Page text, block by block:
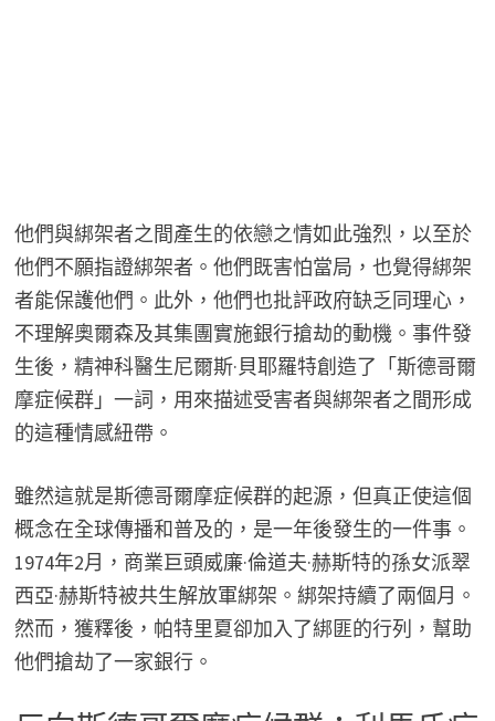
他們與綁架者之間產生的依戀之情如此強烈，以至於
他們不願指證綁架者。他們既害怕當局，也覺得綁架
者能保護他們。此外，他們也批評政府缺乏同理心，
不理解奧爾森及其集團實施銀行搶劫的動機。事件發
生後，精神科醫生尼爾斯·貝耶羅特創造了「斯德哥爾
摩症候群」一詞，用來描述受害者與綁架者之間形成
的這種情感紐帶。
雖然這就是斯德哥爾摩症候群的起源，但真正使這個
概念在全球傳播和普及的，是一年後發生的一件事。
1974年2月，商業巨頭威廉·倫道夫·赫斯特的孫女派翠
西亞·赫斯特被共生解放軍綁架。綁架持續了兩個月。
然而，獲釋後，帕特里夏卻加入了綁匪的行列，幫助
他們搶劫了一家銀行。